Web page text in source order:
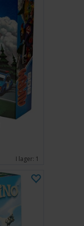
I lager: 1